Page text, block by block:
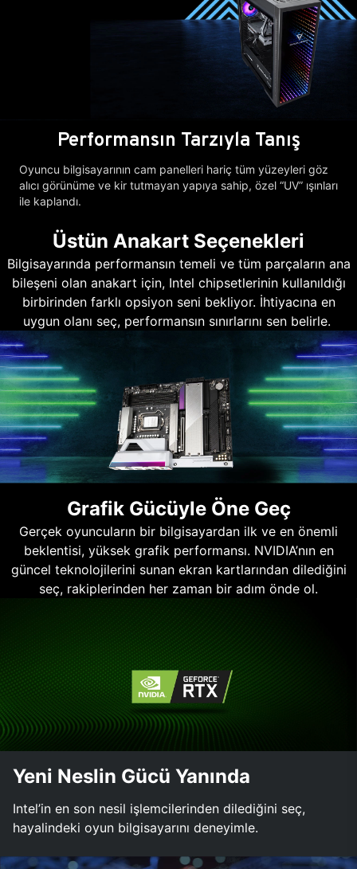
Performansın Tarzıyla Tanış
Oyuncu bilgisayarının cam panelleri hariç tüm yüzeyleri göz
alıcı görünüme ve kir tutmayan yapıya sahip, özel “UV” ışınları
ile kaplandı.
Üstün Anakart Seçenekleri
Bilgisayarında performansın temeli ve tüm parçaların ana
bileşeni olan anakart için, Intel chipsetlerinin kullanıldığı
birbirinden farklı opsiyon seni bekliyor. İhtiyacına en
uygun olanı seç, performansın sınırlarını sen belirle.
Grafik Gücüyle Öne Geç
Gerçek oyuncuların bir bilgisayardan ilk ve en önemli
beklentisi, yüksek grafik performansı. NVIDIA’nın en
güncel teknolojilerini sunan ekran kartlarından dilediğini
seç, rakiplerinden her zaman bir adım önde ol.
Yeni Neslin Gücü Yanında
Intel’in en son nesil işlemcilerinden dilediğini seç,
hayalindeki oyun bilgisayarını deneyimle.